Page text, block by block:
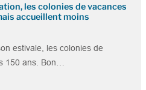
les colonies de vacances
accueillent moins
estivale, les colonies de
150 ans. Bon…